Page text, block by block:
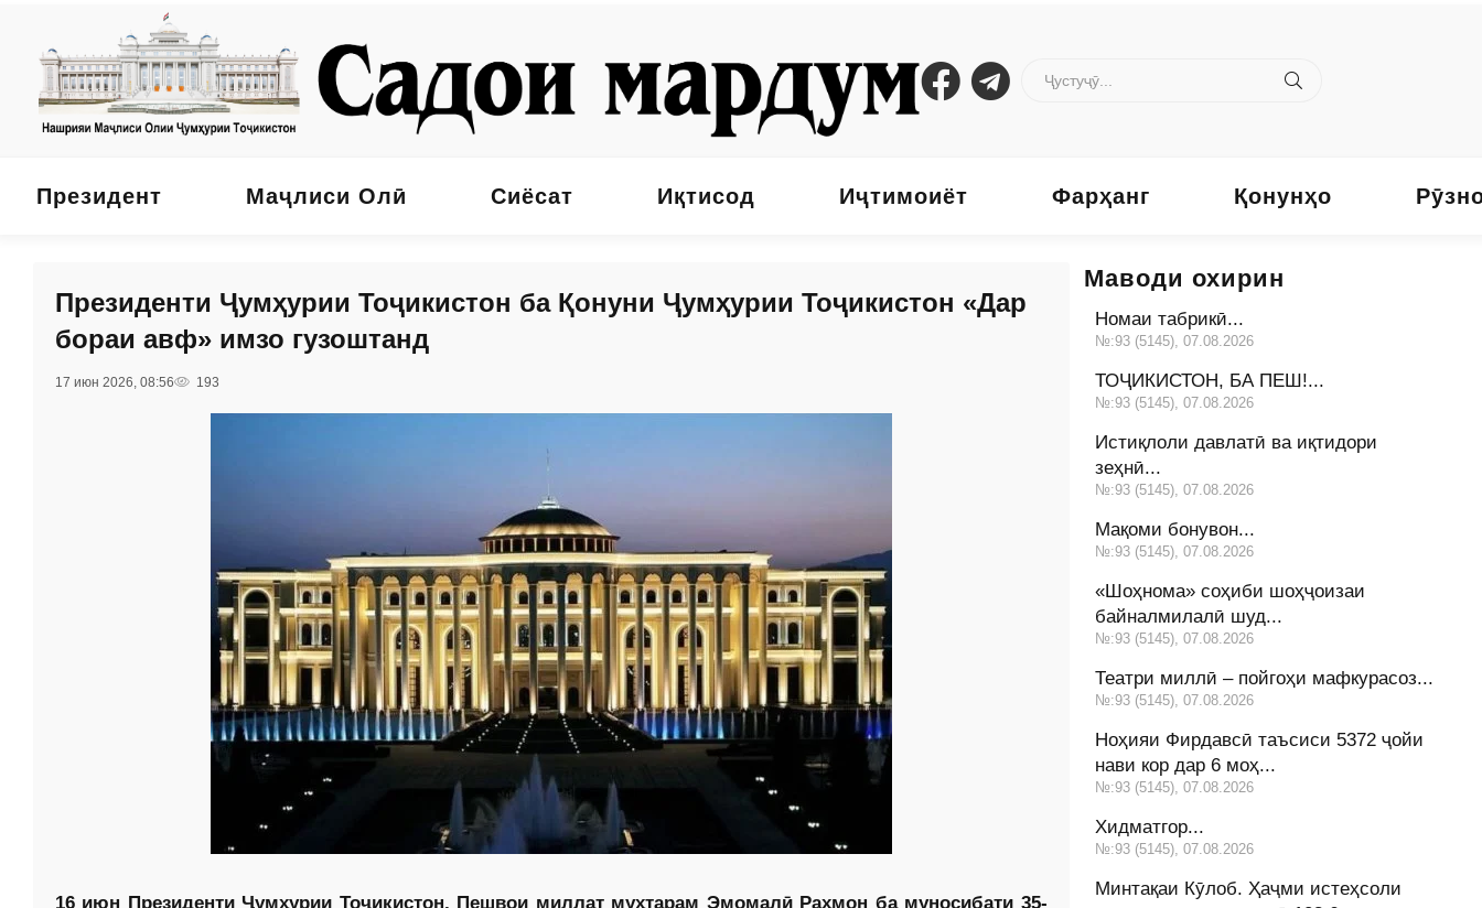
Президент Маҷлиси Олӣ Сиёсат Иқтисод Иҷтимоиёт Фарҳанг Қонунҳо
Президенти Ҷумҳурии Тоҷикистон ба Қонуни Ҷумҳурии Тоҷикистон «Дар
бораи авф» имзо гузоштанд
17 июн 2026, 08:56 193
16 июн Президенти Ҷумҳурии Тоҷикистон, Пешвои миллат муҳтарам Эмомалӣ Раҳмон ба муносибати 35-
Маводи охирин
Номаи табрикӣ...
№:93 (5145), 07.08.2026
ТОҶИКИСТОН, БА ПЕШ!...
№:93 (5145), 07.08.2026
Истиқлоли давлатӣ ва иқтидори
зеҳнӣ...
№:93 (5145), 07.08.2026
Мақоми бонувон...
№:93 (5145), 07.08.2026
«Шоҳнома» соҳиби шоҳҷоизаи
байналмилалӣ шуд...
№:93 (5145), 07.08.2026
Театри миллӣ – пойгоҳи мафкурасоз...
№:93 (5145), 07.08.2026
Ноҳияи Фирдавсӣ таъсиси 5372 ҷойи
нави кор дар 6 моҳ...
№:93 (5145), 07.08.2026
Хидматгор...
№:93 (5145), 07.08.2026
Минтақаи Кӯлоб. Ҳаҷми истеҳсоли